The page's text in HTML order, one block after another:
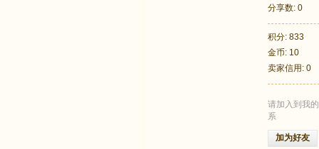
分享数: 0
积分: 833
金币: 10
卖家信用: 0
请加入到我
系
加为好友